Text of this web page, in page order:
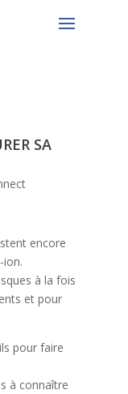
SA
encore
ion.
à la fois
et pour
pour faire
à connaître